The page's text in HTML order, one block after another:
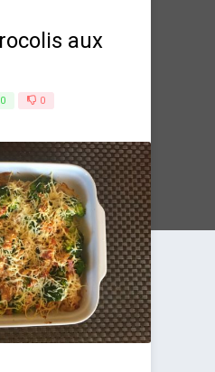
aux
février 2018
0 0